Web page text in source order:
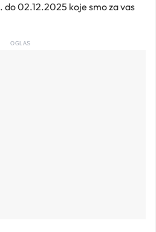
do 02.12.2025 koje smo za vas
OGLAS